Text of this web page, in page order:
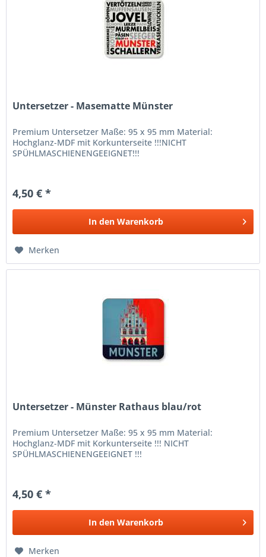
Untersetzer - Masematte Münster
Premium Untersetzer Maße: 95 x 95 mm Material:
Hochglanz-MDF mit Korkunterseite !!!NICHT
SPÜHLMASCHIENENGEEIGNET!!!
4,50 € *
In den Warenkorb
Merken
Untersetzer - Münster Rathaus blau/rot
Premium Untersetzer Maße: 95 x 95 mm Material:
Hochglanz-MDF mit Korkunterseite !!! NICHT
SPÜHLMASCHIENENGEEIGNET !!!
4,50 € *
In den Warenkorb
Merken